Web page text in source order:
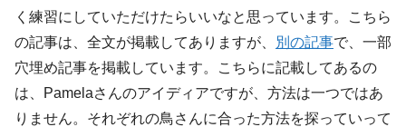
く練習にしていただけたらいいなと思っています。こちら
の記事は、全文が掲載してありますが、
別の記事で、一部
穴埋め記事を掲載しています。こちらに記載してあるの
は、Pamelaさんのアイディアですが、方法は一つではあ
りません。それぞれの鳥さんに合った方法を探っていって